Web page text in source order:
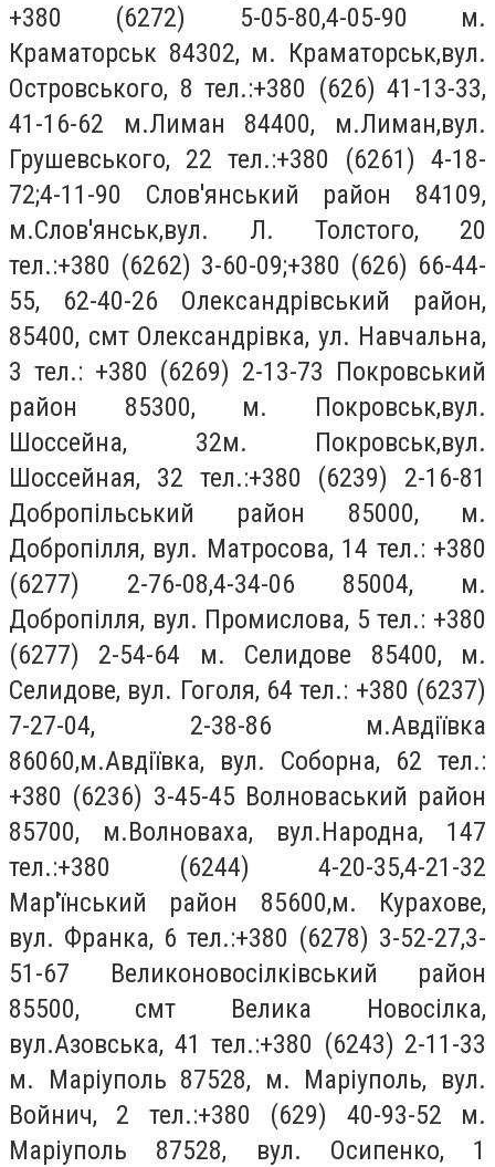
+380 (6272) 5-05-80,4-05-90 м.
Краматорськ 84302, м. Краматорськ,вул.
Островського, 8 тел.:+380 (626) 41-13-33,
41-16-62 м.Лиман 84400, м.Лиман,вул.
Грушевського, 22 тел.:+380 (6261) 4-18-
72;4-11-90 Слов'янський район 84109,
м.Слов'янськ,вул. Л. Толстого, 20
тел.:+380 (6262) 3-60-09;+380 (626) 66-44-
55, 62-40-26 Олександрівський район,
85400, смт Олександрівка, ул. Навчальна,
3 тел.: +380 (6269) 2-13-73 Покровський
район 85300, м. Покровськ,вул.
Шоссейна, 32м. Покровськ,вул.
Шоссейная, 32 тел.:+380 (6239) 2-16-81
Добропільський район 85000, м.
Добропілля, вул. Матросова, 14 тел.: +380
(6277) 2-76-08,4-34-06 85004, м.
Добропілля, вул. Промислова, 5 тел.: +380
(6277) 2-54-64 м. Селидове 85400, м.
Селидове, вул. Гоголя, 64 тел.: +380 (6237)
7-27-04, 2-38-86 м.Авдіївка
86060,м.Авдіївка, вул. Соборна, 62 тел.:
+380 (6236) 3-45-45 Волноваський район
85700, м.Волноваха, вул.Народна, 147
тел.:+380 (6244) 4-20-35,4-21-32
Мар'їнський район 85600,м. Курахове,
вул. Франка, 6 тел.:+380 (6278) 3-52-27,3-
51-67 Великоновосілківський район
85500, смт Велика Новосілка,
вул.Азовська, 41 тел.:+380 (6243) 2-11-33
м. Маріуполь 87528, м. Маріуполь, вул.
Войнич, 2 тел.:+380 (629) 40-93-52 м.
Маріуполь 87528, вул. Осипенко, 1